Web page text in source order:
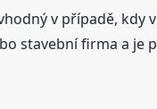
v případě, kdy
stavební firma a je